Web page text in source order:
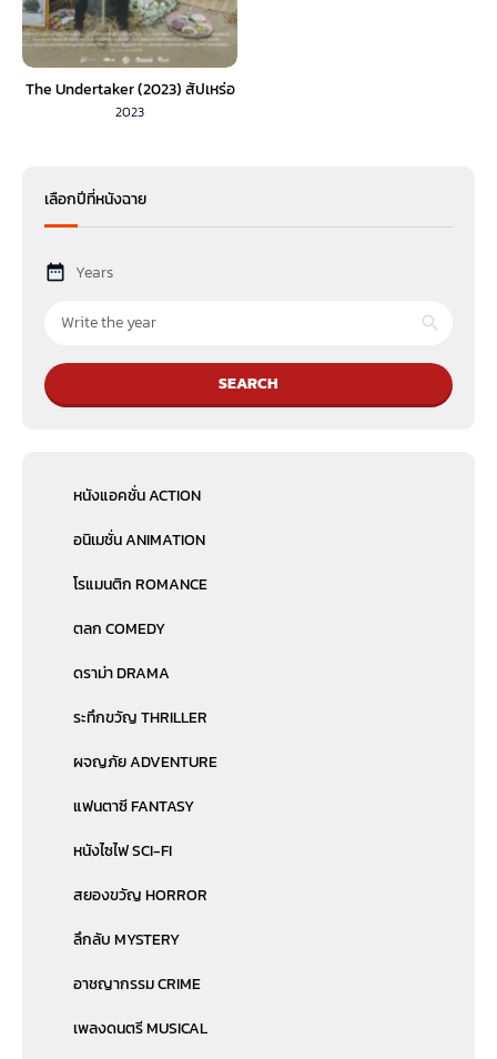
The Undertaker (2023) สัปเหร่อ
2023
เลือกปีที่หนังฉาย
Years
SEARCH
หนังแอคชั่น ACTION
อนิเมชั่น ANIMATION
โรแมนติก ROMANCE
ตลก COMEDY
ดราม่า DRAMA
ระทึกขวัญ THRILLER
ผจญภัย ADVENTURE
แฟนตาซี FANTASY
หนังไซไฟ SCI-FI
สยองขวัญ HORROR
ลึกลับ MYSTERY
อาชญากรรม CRIME
เพลงดนตรี MUSICAL